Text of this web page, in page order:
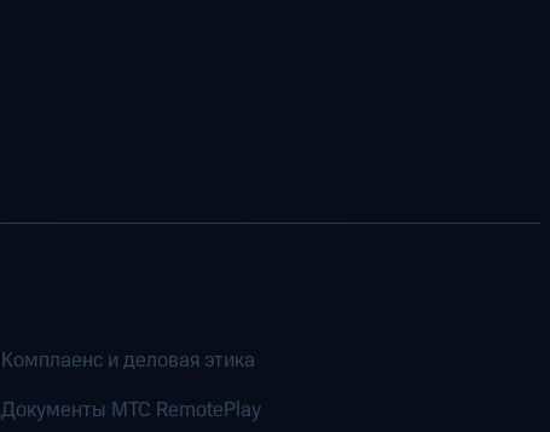
Комплаенс и деловая этика
Документы MTC RemotePlay